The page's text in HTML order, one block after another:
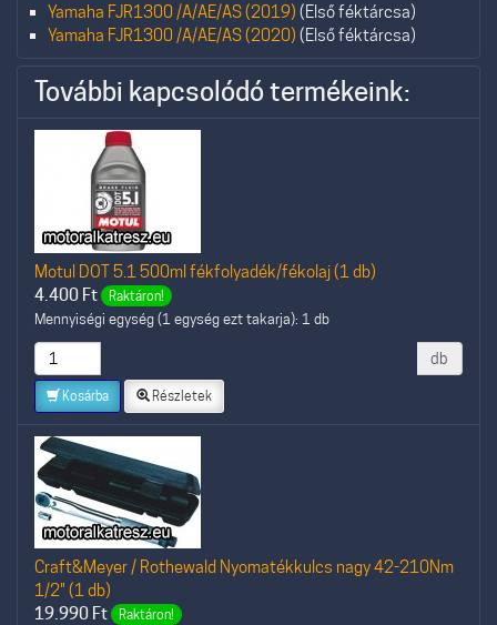
Yamaha FJR1300 /A/AE/AS (2019) (Első féktárcsa)
Yamaha FJR1300 /A/AE/AS (2020) (Első féktárcsa)
További kapcsolódó termékeink:
Motul DOT 5.1 500ml fékfolyadék/fékolaj (1 db)
4.400 Ft Raktáron!
Mennyiségi egység (1 egység ezt takarja): 1 db
db
Kosárba Részletek
Craft&Meyer / Rothewald Nyomatékkulcs nagy 42-210Nm
1/2" (1 db)
19.990 Ft Raktáron!